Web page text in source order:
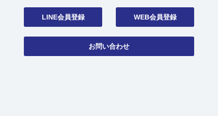
LINE会員登録 WEB会員登録
お問い合わせ